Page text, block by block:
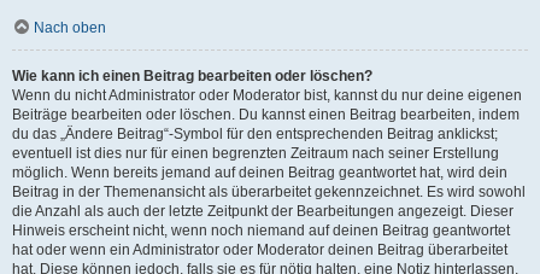
Nach oben
Wie kann ich einen Beitrag bearbeiten oder löschen?
Wenn du nicht Administrator oder Moderator bist, kannst du nur deine eigenen
Beiträge bearbeiten oder löschen. Du kannst einen Beitrag bearbeiten, indem
du das „Ändere Beitrag“-Symbol für den entsprechenden Beitrag anklickst;
eventuell ist dies nur für einen begrenzten Zeitraum nach seiner Erstellung
möglich. Wenn bereits jemand auf deinen Beitrag geantwortet hat, wird dein
Beitrag in der Themenansicht als überarbeitet gekennzeichnet. Es wird sowohl
die Anzahl als auch der letzte Zeitpunkt der Bearbeitungen angezeigt. Dieser
Hinweis erscheint nicht, wenn noch niemand auf deinen Beitrag geantwortet
hat oder wenn ein Administrator oder Moderator deinen Beitrag überarbeitet
hat. Diese können jedoch, falls sie es für nötig halten, eine Notiz hinterlassen,